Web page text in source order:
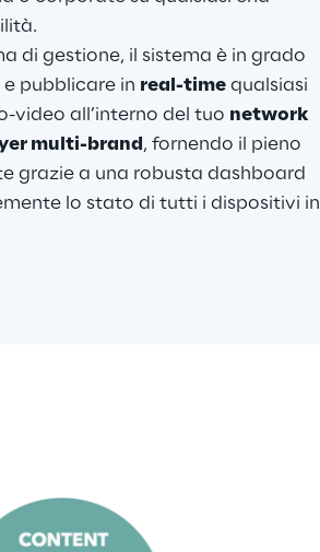
di gestione, il sistema è in grado
pubblicare in real-time qualsiasi
video all’interno del tuo network
multi-brand , fornendo il pieno
grazie a una robusta dashboard
lo stato di tutti i dispositivi in